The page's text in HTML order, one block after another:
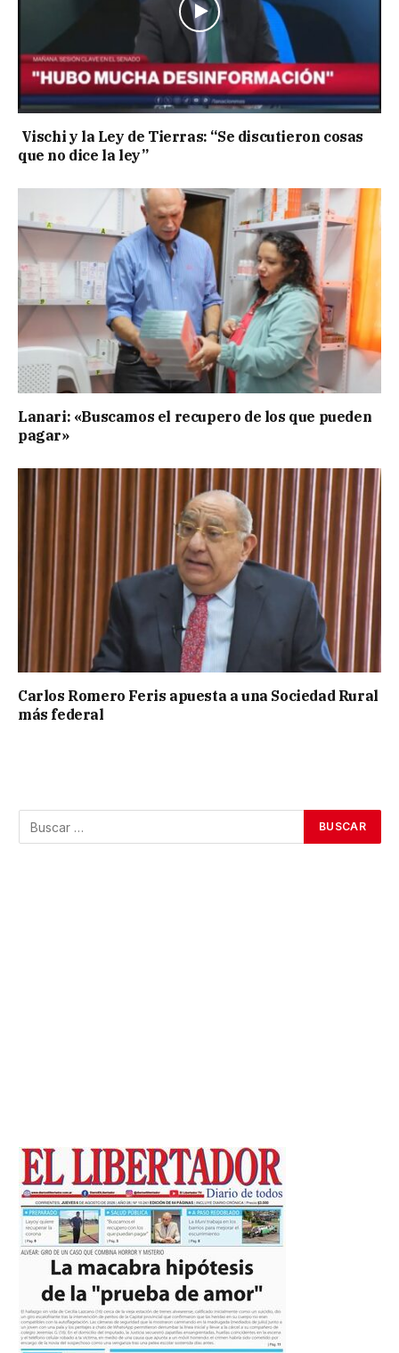
Vischi y la Ley de Tierras: “Se discutieron cosas
que no dice la ley”
Lanari: «Buscamos el recupero de los que pueden
pagar»
Carlos Romero Feris apuesta a una Sociedad Rural
más federal